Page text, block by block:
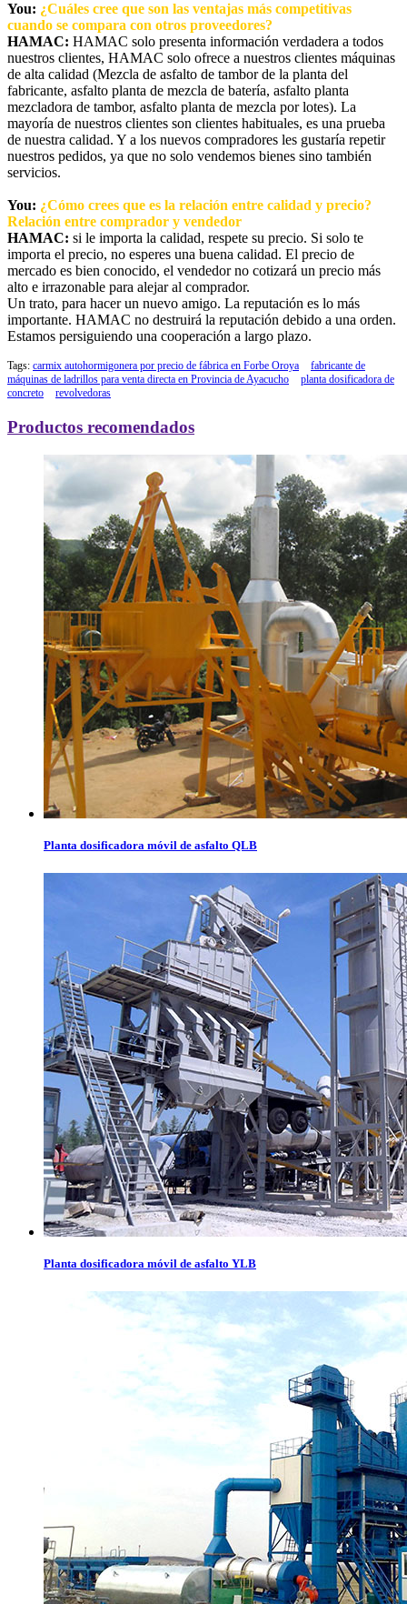
You: ¿Cuáles cree que son las ventajas más competitivas
cuando se compara con otros proveedores?
HAMAC: HAMAC solo presenta información verdadera a todos
nuestros clientes, HAMAC solo ofrece a nuestros clientes máquinas
de alta calidad (Mezcla de asfalto de tambor de la planta del
fabricante, asfalto planta de mezcla de batería, asfalto planta
mezcladora de tambor, asfalto planta de mezcla por lotes). La
mayoría de nuestros clientes son clientes habituales, es una prueba
de nuestra calidad. Y a los nuevos compradores les gustaría repetir
nuestros pedidos, ya que no solo vendemos bienes sino también
servicios.
You: ¿Cómo crees que es la relación entre calidad y precio?
Relación entre comprador y vendedor
HAMAC: si le importa la calidad, respete su precio. Si solo te
importa el precio, no esperes una buena calidad. El precio de
mercado es bien conocido, el vendedor no cotizará un precio más
alto e irrazonable para alejar al comprador.
Un trato, para hacer un nuevo amigo. La reputación es lo más
importante. HAMAC no destruirá la reputación debido a una orden.
Estamos persiguiendo una cooperación a largo plazo.
Tags: carmix autohormigonera por precio de fábrica en Forbe Oroya
fabricante de
máquinas de ladrillos para venta directa en Provincia de Ayacucho
planta dosificadora de
concreto
revolvedoras
Productos recomendados
Planta dosificadora móvil de asfalto QLB
Planta dosificadora móvil de asfalto YLB